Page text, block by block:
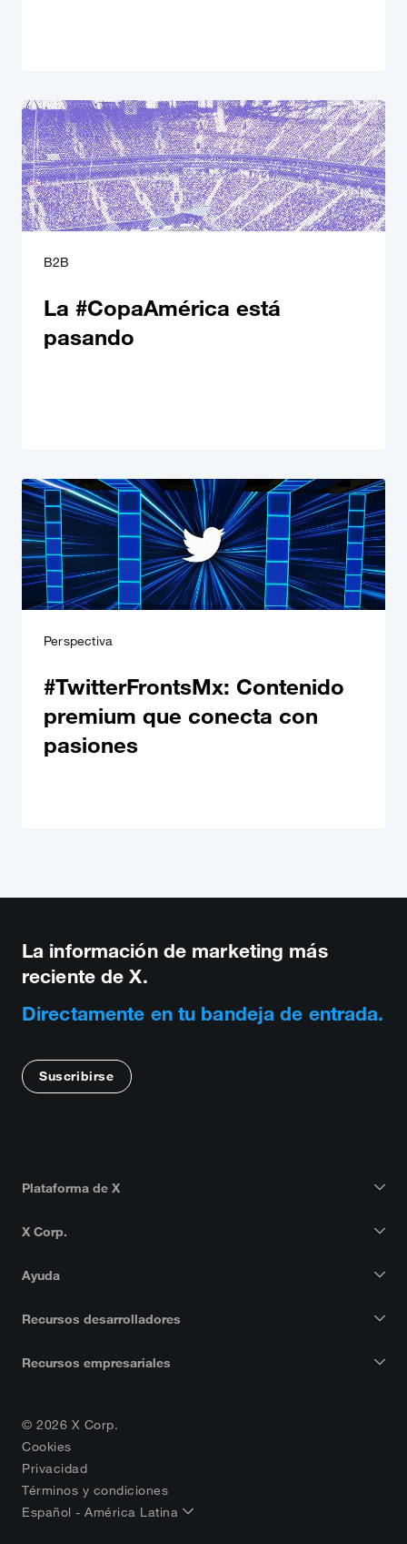
B2B
La #CopaAmérica está
pasando
Perspectiva
#TwitterFrontsMx: Contenido
premium que conecta con
pasiones
La información de marketing más
reciente de X.
Directamente en tu bandeja de entrada.
Suscribirse
Plataforma de X
X Corp.
Ayuda
Recursos desarrolladores
Recursos empresariales
© 2026 X Corp.
Cookies
Privacidad
Términos y condiciones
Español - América Latina